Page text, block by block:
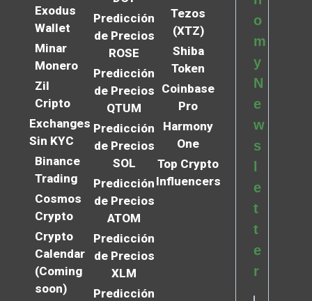
Exodus
Wallet
Minar
Monero
Zil
Cripto
Exchanges
Sin KYC
Binance
Trading
Cosmos
Crypto
Crypto
Calendar
(Coming
soon)
Predicción
de Precios
ROSE
Predicción
de Precios
QTUM
Predicción
de Precios
SOL
Predicción
de Precios
ATOM
Predicción
de Precios
XLM
Predicción
Tezos
(XTZ)
Shiba
Token
Coinbase
Pro
Harmony
One
Top Crypto
Influencers
o
m
y
N
e
w
s
l
e
t
t
e
r